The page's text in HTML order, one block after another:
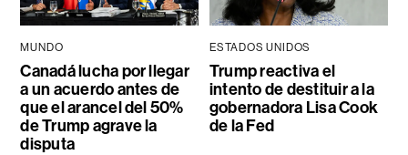
MUNDO
Canadá lucha por llegar
a un acuerdo antes de
que el arancel del 50%
de Trump agrave la
disputa
ESTADOS UNIDOS
Trump reactiva el
intento de destituir a la
gobernadora Lisa Cook
de la Fed